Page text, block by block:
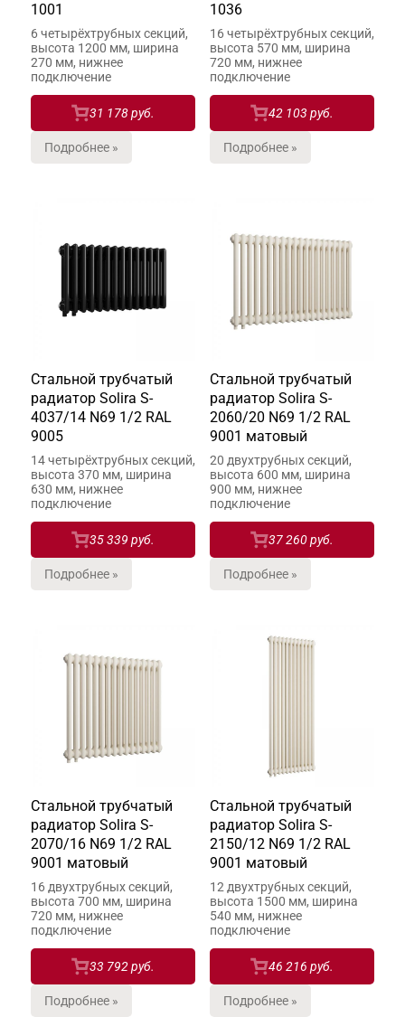
1001
6 четырёхтрубных секций,
высота 1200 мм, ширина
270 мм, нижнее
подключение
31 178 руб.
Подробнее »
1036
16 четырёхтрубных секций,
высота 570 мм, ширина
720 мм, нижнее
подключение
42 103 руб.
Подробнее »
Стальной трубчатый
радиатор Solira S-
4037/14 N69 1/2 RAL
9005
14 четырёхтрубных секций,
высота 370 мм, ширина
630 мм, нижнее
подключение
35 339 руб.
Подробнее »
Стальной трубчатый
радиатор Solira S-
2060/20 N69 1/2 RAL
9001 матовый
20 двухтрубных секций,
высота 600 мм, ширина
900 мм, нижнее
подключение
37 260 руб.
Подробнее »
Стальной трубчатый
радиатор Solira S-
2070/16 N69 1/2 RAL
9001 матовый
16 двухтрубных секций,
высота 700 мм, ширина
720 мм, нижнее
подключение
33 792 руб.
Подробнее »
Стальной трубчатый
радиатор Solira S-
2150/12 N69 1/2 RAL
9001 матовый
12 двухтрубных секций,
высота 1500 мм, ширина
540 мм, нижнее
подключение
46 216 руб.
Подробнее »